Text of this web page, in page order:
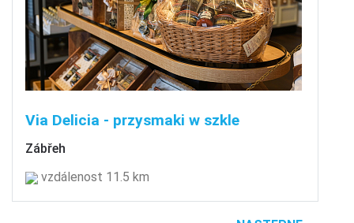
Via Delicia - przysmaki w szkle
Zábřeh
vzdálenost 11.5 km